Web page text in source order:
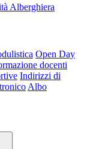
Alberghiera
Open Day
docenti
Indirizzi di
Albo